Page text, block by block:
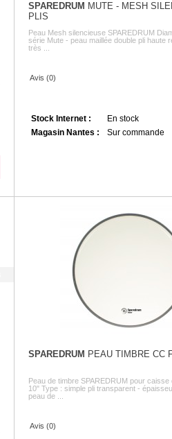
SPAREDRUM MUTE - MESH
PLIS
Peau Mesh silencieuse SPAREDRUM
série Mute - peau maillée double pli haute
très ...
Avis (0)
Stock Internet :
En stock
Magasin Nantes :
Sur commande
SPAREDRUM PEAU TIMBRE CC
Peau de timbre SPAREDRUM pour caisse
10" Type : simple pli transparent -
peau de ...
Avis (0)